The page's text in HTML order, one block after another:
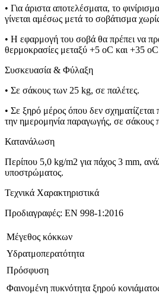
• Για άριστα αποτελέσματα, το
γίνεται αμέσως μετά το σοβάτισμα
• Η εφαρμογή του σοβά θα πρέπει να
θερμοκρασίες μεταξύ +5 oC και +35
Συσκευασία & Φύλαξη
• Σε σάκους των 25 kg, σε παλέτες.
• Σε ξηρό μέρος όπου δεν σχηματίζεται
την ημερομηνία παραγωγής, σε σάκους
Κατανάλωση
Περίπου 5,0 kg/m2 για πάχος 3 mm,
υποστρώματος.
Τεχνικά Χαρακτηριστικά
Προδιαγραφές: EN 998-1:2016
Μέγεθος κόκκων
Υδρατμοπερατότητα
Πρόσφυση
Φαινομένη πυκνότητα ξηρού